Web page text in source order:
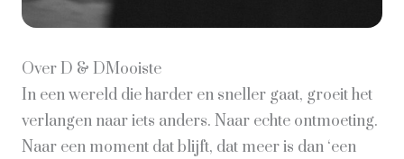
Over D & DMooiste
In een wereld die harder en sneller gaat, groeit het
verlangen naar iets anders. Naar echte ontmoeting.
Naar een moment dat blijft, dat meer is dan ‘een